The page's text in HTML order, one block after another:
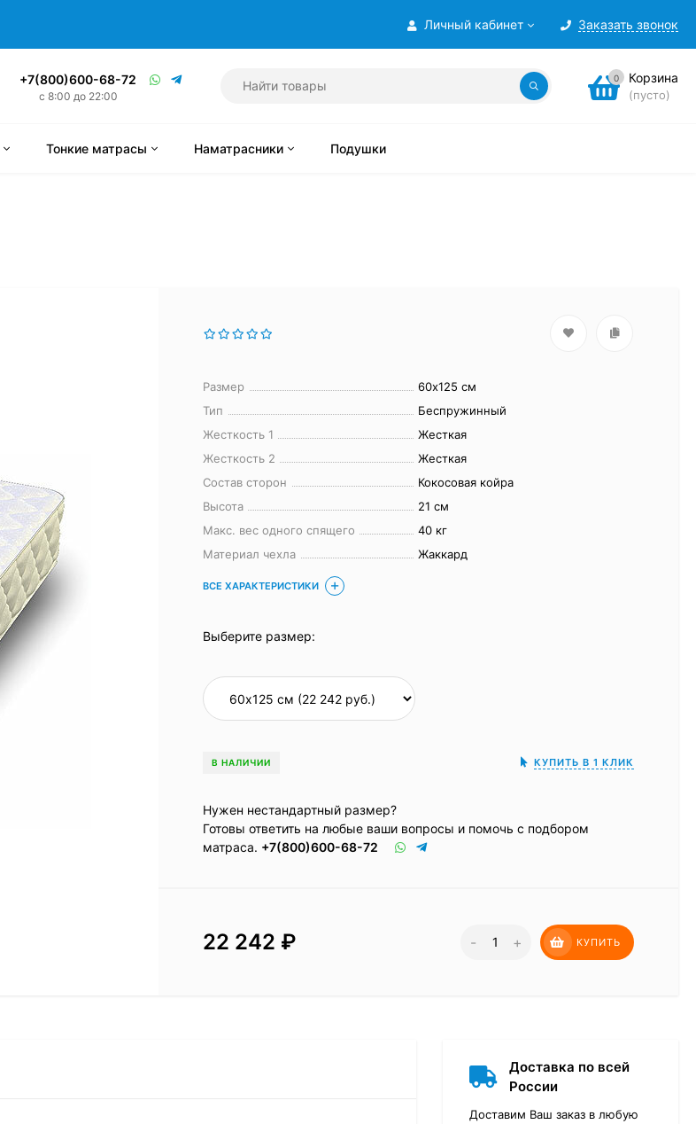
Личный кабинет Заказать звонок
+7(800)600-68-72
с 8:00 до 22:00
0 Корзина
(пусто)
Тонкие матрасы Наматрасники Подушки
Размер
60х125 см
Тип
Беспружинный
Жесткость 1
Жесткая
Жесткость 2
Жесткая
Состав сторон
Кокосовая койра
Высота
21 см
Макс. вес одного спящего
40 кг
Материал чехла
Жаккард
ВСЕ ХАРАКТЕРИСТИКИ
Выберите размер:
В НАЛИЧИИ КУПИТЬ В 1 КЛИК
Нужен нестандартный размер?
Готовы ответить на любые ваши вопросы и помочь с подбором
матраса. +7(800)600-68-72
22 242 ₽ - + КУПИТЬ
Доставка по всей
России
Доставим Ваш заказ в любую